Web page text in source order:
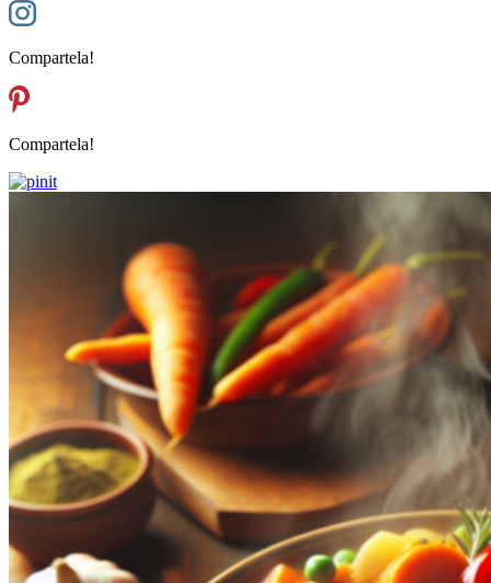
Compartela!
Compartela!